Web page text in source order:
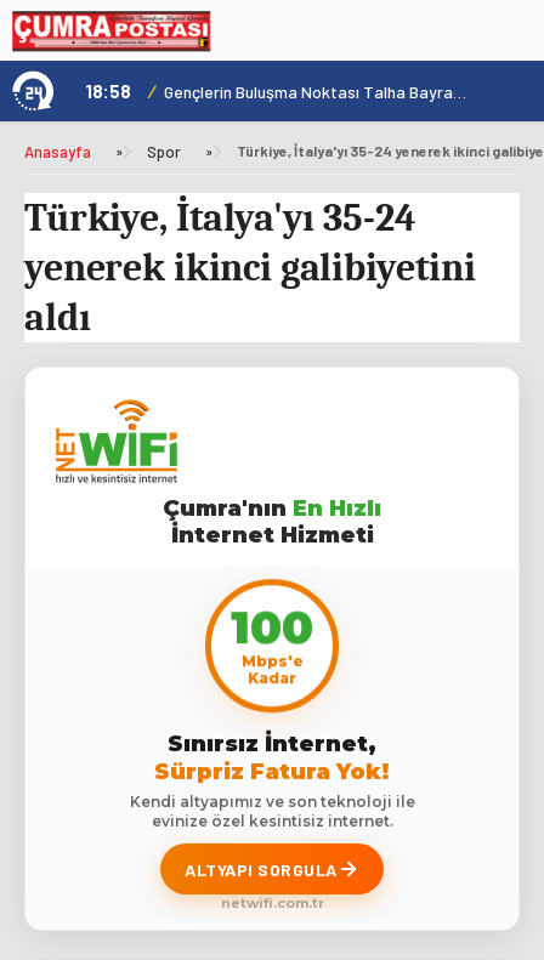
Konya'nın Zengin Mutfağı GastroFest'te Tanıtılacak 18:58 /
Anasayfa » Spor » Türkiye, İtalya'yı 35-24 yenerek ikinci
Türkiye, İtalya'yı 35-24
yenerek ikinci galibiyetini
aldı
Çumra'nın En Hızlı
İnternet Hizmeti
100
Mbps'e
Kadar
Sınırsız İnternet,
Sürpriz Fatura Yok!
Kendi altyapımız ve son teknoloji ile
evinize özel kesintisiz internet.
ALTYAPI SORGULA
netwifi.com.tr